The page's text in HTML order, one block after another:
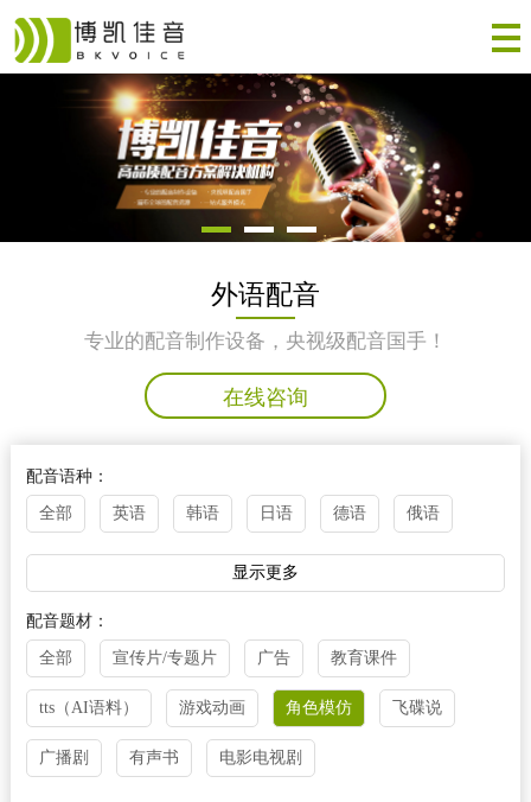
外语配音
专业的配音制作设备，央视级配音国手！
在线咨询
配音语种：
全部 英语 韩语 日语 德语 俄语
阿拉伯语
菲律宾语
克罗地亚语 立陶宛语 老挝语 马来西亚语
缅甸语 尼泊尔语 挪威语 葡萄牙语 瑞典语
塞尔维亚语 斯诺维尼亚语
显示更多
配音题材：
全部 宣传片/专题片 广告 教育课件
tts（AI语料） 游戏动画 角色模仿 飞碟说
广播剧 有声书 电影电视剧